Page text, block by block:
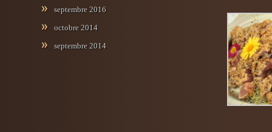
septembre 2016
octobre 2014
septembre 2014